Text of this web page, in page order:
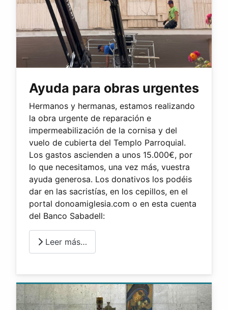
Ayuda para obras urgentes
Hermanos y hermanas, estamos realizando
la obra urgente de reparación e
impermeabilización de la cornisa y del
vuelo de cubierta del Templo Parroquial.
Los gastos ascienden a unos 15.000€, por
lo que necesitamos, una vez más, vuestra
ayuda generosa. Los donativos los podéis
dar en las sacristías, en los cepillos, en el
portal donoamiglesia.com o en esta cuenta
del Banco Sabadell:
Leer más…